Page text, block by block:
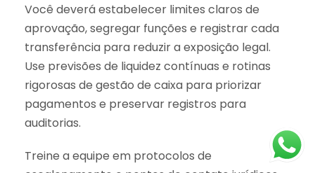
Você deverá estabelecer limites claros de
aprovação, segregar funções e registrar cada
transferência para reduzir a exposição legal.
Use previsões de liquidez contínuas e rotinas
rigorosas de gestão de caixa para priorizar
pagamentos e preservar registros para
auditorias.
Treine a equipe em protocolos de